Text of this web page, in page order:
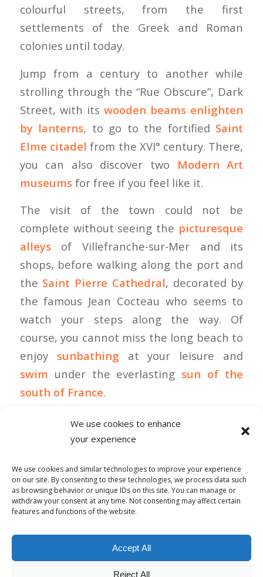
We use cookies to enhance
your experience
We use cookies and similar technologies to improve your experience
on our site. By consenting to these technologies, we process data such
as browsing behavior or unique IDs on this site. You can manage or
withdraw your consent at any time. Not consenting may affect certain
features and functions of the website.
Accept All
Reject All
colourful streets, from the first
settlements of the Greek and Roman
colonies until today.
Jump from a century to another while
strolling through the “Rue Obscure”, Dark
Street, with itswooden beams enlighten
by lanterns, to go to the fortified Saint
Elme citadel from the XVI° century. There,
you can also discover two Modern Art
museumsfor free if you feel like it.
The visit of the town could not be
complete without seeing the picturesque
alleysof Villefranche-sur-Mer and its
shops, before walking along the port and
the Saint Pierre Cathedral, decorated by
the famous Jean Cocteau who seems to
watch your steps along the way. Of
course, you cannot miss the long beach to
enjoy sunbathing at your leisure and
swim under the everlasting sun of the
south of France.
0 COMMENTAIRES
© Copyright - Alpha-b 2019-2026 -powered by Enfold WordPress